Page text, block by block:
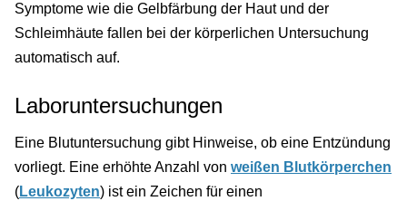
Symptome wie die Gelbfärbung der Haut und der
Schleimhäute fallen bei der körperlichen Untersuchung
automatisch auf.
Laboruntersuchungen
Eine Blutuntersuchung gibt Hinweise, ob eine Entzündung
vorliegt. Eine erhöhte Anzahl von weißen Blutkörperchen
(Leukozyten) ist ein Zeichen für einen